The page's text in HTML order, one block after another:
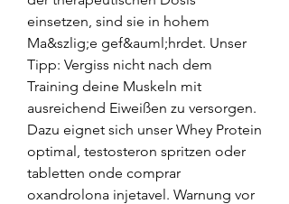
einsetzen, sind sie in hohem
Ma&szlig;e gef&auml;hrdet. Unser
Tipp: Vergiss nicht nach dem
Training deine Muskeln mit
ausreichend Eiweißen zu versorgen.
Dazu eignet sich unser Whey Protein
optimal, testosteron spritzen oder
tabletten onde comprar
oxandrolona injetavel. Warnung vor